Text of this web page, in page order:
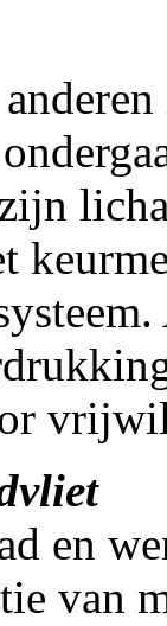
en
van